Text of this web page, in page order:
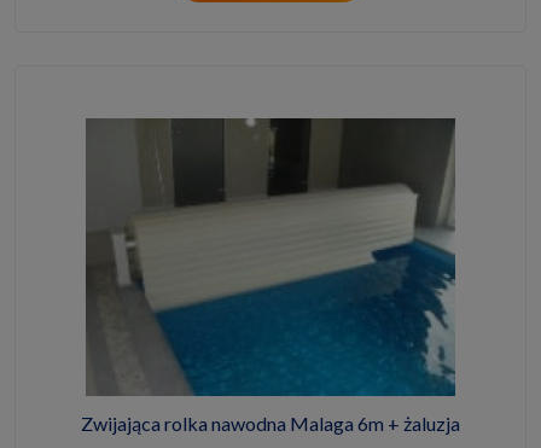
Zwijająca rolka nawodna Malaga 6m + żaluzja